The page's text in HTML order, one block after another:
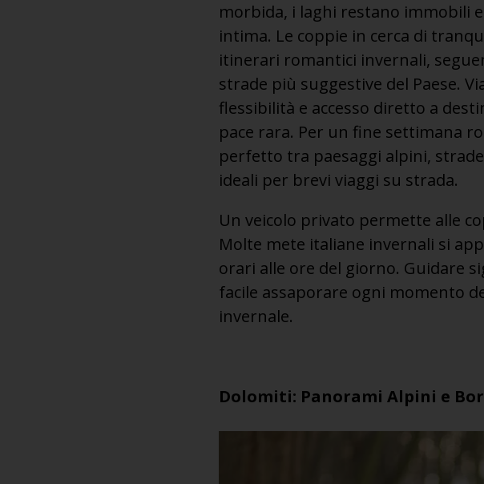
morbida, i laghi restano immobili
intima. Le coppie in cerca di
itinerari romantici invernali,
strade più suggestive del Paese.
flessibilità e accesso diretto a
pace rara. Per un fine settimana
perfetto tra paesaggi alpini,
ideali per brevi viaggi su strada.
Un veicolo privato permette alle
Molte mete italiane invernali si
orari alle ore del giorno. Guidare
facile assaporare ogni momento
invernale.
Dolomiti: Panorami Alpini e